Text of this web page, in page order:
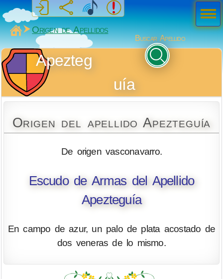
MiSabueso
Origen de Apellidos
Buscar Apellido
Apezteg
uía
Origen del apellido Apezteguía
De origen vasconavarro.
Escudo de Armas del Apellido
Apezteguía
En campo de azur, un palo de plata acostado de
dos veneras de lo mismo.
Men
ú